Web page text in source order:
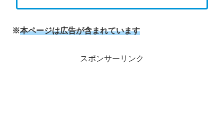
※本ページは広告が含まれています
スポンサーリンク